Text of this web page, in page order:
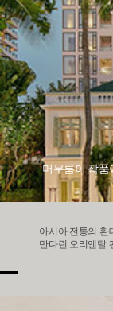
머무름이 작품
아시아 전통의 환
만다린 오리엔탈